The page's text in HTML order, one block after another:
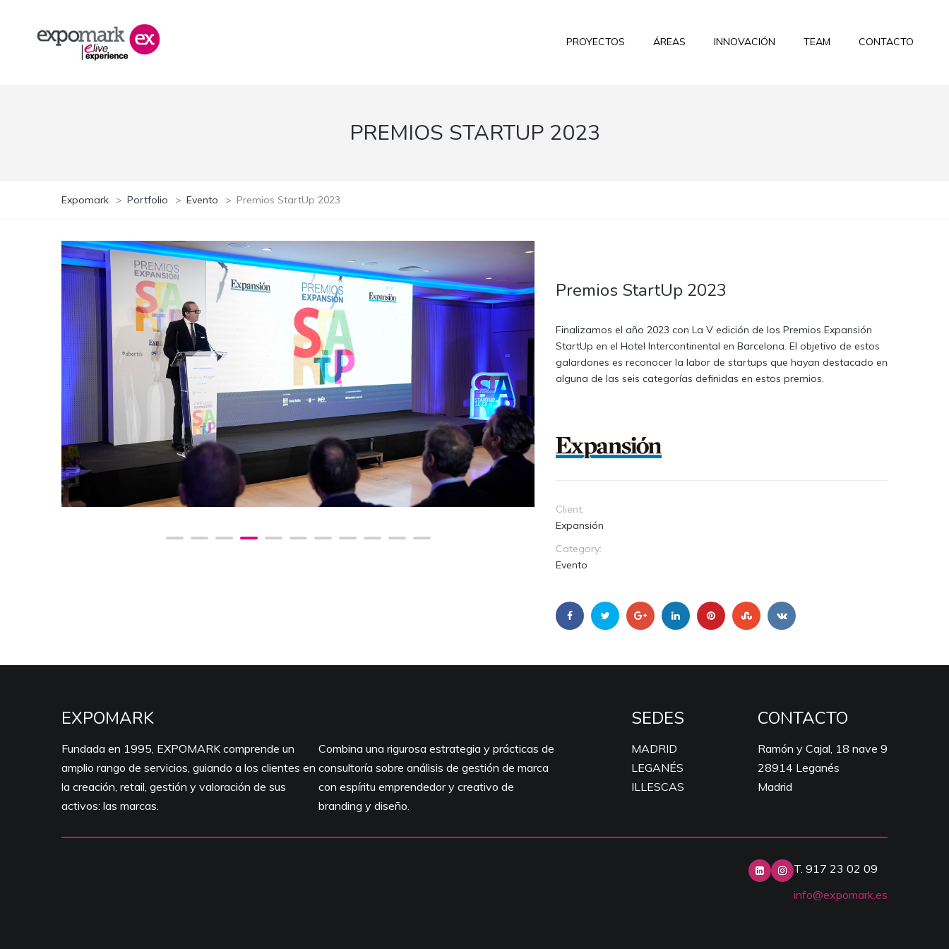
PROYECTOS ÁREAS INNOVACIÓN TEAM CONTACTO
PREMIOS STARTUP 2023
Expomark > Portfolio > Evento > Premios StartUp 2023
Premios StartUp 2023
Finalizamos el año 2023 con La V edición de los Premios Expansión
StartUp en el Hotel Intercontinental en Barcelona. El objetivo de estos
galardones es reconocer la labor de startups que hayan destacado en
alguna de las seis categorías definidas en estos premios.
Client:
Expansión
Category:
Evento
EXPOMARK
Fundada en 1995, EXPOMARK comprende un
amplio rango de servicios, guiando a los clientes en
la creación, retail, gestión y valoración de sus
activos: las marcas.
Combina una rigurosa estrategia y prácticas de
consultoría sobre análisis de gestión de marca
con espíritu emprendedor y creativo de
branding y diseño.
SEDES
MADRID
LEGANÉS
ILLESCAS
CONTACTO
Ramón y Cajal, 18 nave 9
28914 Leganés
Madrid
T. 917 23 02 09
info@expomark.es